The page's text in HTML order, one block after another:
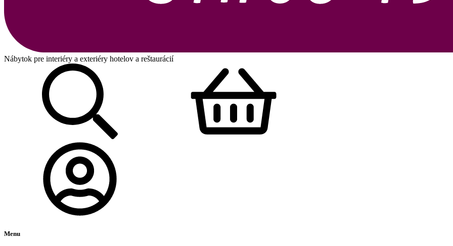
Nábytok pre interiéry a exteriéry hotelov a reštaurácií
Menu